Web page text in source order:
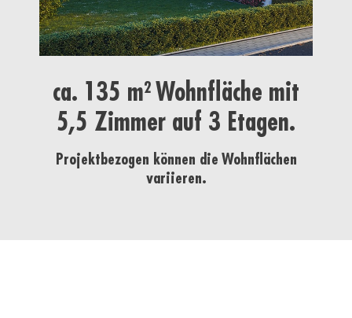
ca. 135 m² Wohnfläche mit
5,5 Zimmer auf 3 Etagen.
Projektbezogen können die Wohnflächen
variieren.